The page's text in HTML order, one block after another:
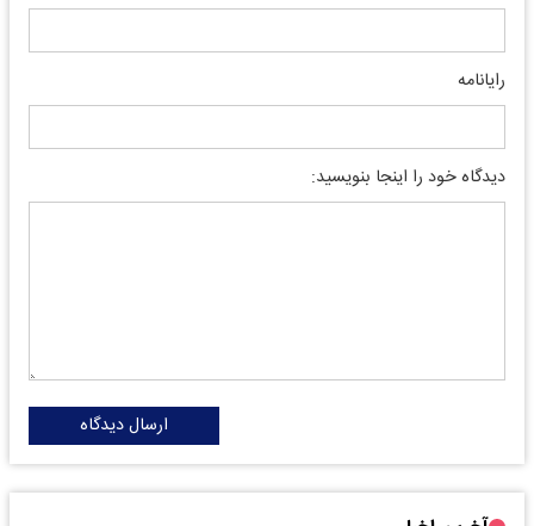
رایانامه
دیدگاه خود را اینجا بنویسید:
ارسال دیدگاه